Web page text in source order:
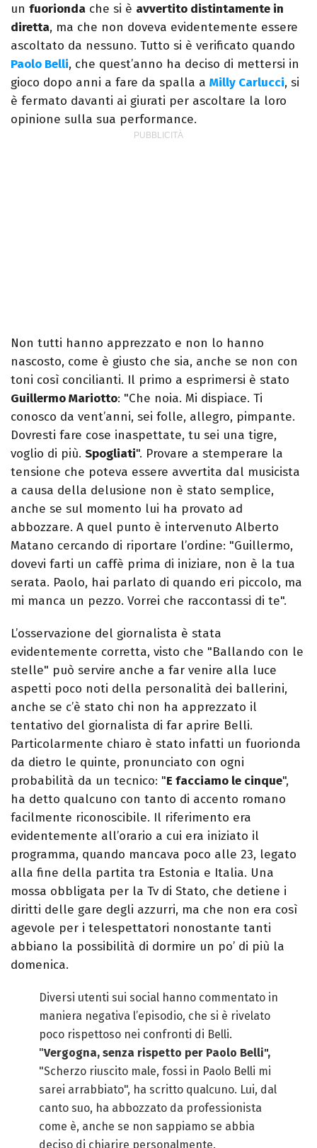
un fuorionda che si è avvertito distintamente in
diretta, ma che non doveva evidentemente essere
ascoltato da nessuno. Tutto si è verificato quando
Paolo Belli, che quest’anno ha deciso di mettersi in
gioco dopo anni a fare da spalla a Milly Carlucci, si
è fermato davanti ai giurati per ascoltare la loro
opinione sulla sua performance.
Non tutti hanno apprezzato e non lo hanno
nascosto, come è giusto che sia, anche se non con
toni così concilianti. Il primo a esprimersi è stato
Guillermo Mariotto: "Che noia. Mi dispiace. Ti
conosco da vent’anni, sei folle, allegro, pimpante.
Dovresti fare cose inaspettate, tu sei una tigre,
voglio di più. Spogliati". Provare a stemperare la
tensione che poteva essere avvertita dal musicista
a causa della delusione non è stato semplice,
anche se sul momento lui ha provato ad
abbozzare. A quel punto è intervenuto Alberto
Matano cercando di riportare l’ordine: "Guillermo,
dovevi farti un caffè prima di iniziare, non è la tua
serata. Paolo, hai parlato di quando eri piccolo, ma
mi manca un pezzo. Vorrei che raccontassi di te".
L’osservazione del giornalista è stata
evidentemente corretta, visto che "Ballando con le
stelle" può servire anche a far venire alla luce
aspetti poco noti della personalità dei ballerini,
anche se c’è stato chi non ha apprezzato il
tentativo del giornalista di far aprire Belli.
Particolarmente chiaro è stato infatti un fuorionda
da dietro le quinte, pronunciato con ogni
probabilità da un tecnico: "E facciamo le cinque",
ha detto qualcuno con tanto di accento romano
facilmente riconoscibile. Il riferimento era
evidentemente all’orario a cui era iniziato il
programma, quando mancava poco alle 23, legato
alla fine della partita tra Estonia e Italia. Una
mossa obbligata per la Tv di Stato, che detiene i
diritti delle gare degli azzurri, ma che non era così
agevole per i telespettatori nonostante tanti
abbiano la possibilità di dormire un po’ di più la
domenica.
Diversi utenti sui social hanno commentato in
maniera negativa l’episodio, che si è rivelato
poco rispettoso nei confronti di Belli.
"Vergogna, senza rispetto per Paolo Belli",
"Scherzo riuscito male, fossi in Paolo Belli mi
sarei arrabbiato", ha scritto qualcuno. Lui, dal
canto suo, ha abbozzato da professionista
come è, anche se non sappiamo se abbia
deciso di chiarire personalmente.